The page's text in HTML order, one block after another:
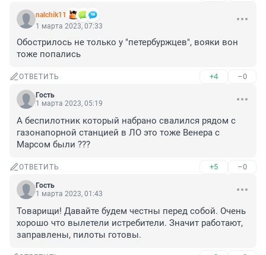
nalchik11
1 марта 2023, 07:33
Обострилось не только у "петербуржцев", вояки вон
тоже попались
ОТВЕТИТЬ +4 –0
Гость
1 марта 2023, 05:19
А беспилотник который набрано свалился рядом с
газонапорной станцией в ЛО это тоже Венера с
Марсом были ???
ОТВЕТИТЬ +5 –0
Гость
1 марта 2023, 01:43
Товарищи! Давайте будем честны перед собой. Очень
хорошо что вылетели истребители. Значит работают,
заправлены, пилоты готовы.